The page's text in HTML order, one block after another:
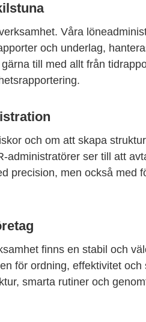
Våra
och underlag,
till med allt från
och om att skapa
administratörer ser till att
precision, men också med
finns en stabil och
för ordning, effektivitet och
smarta rutiner och